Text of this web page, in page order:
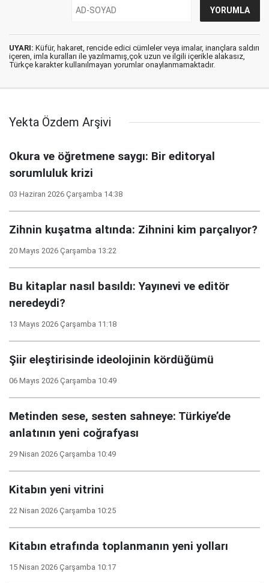
UYARI: Küfür, hakaret, rencide edici cümleler veya imalar, inançlara saldırı
içeren, imla kuralları ile yazılmamış,çok uzun ve ilgili içerikle alakasız,
Türkçe karakter kullanılmayan yorumlar onaylanmamaktadır.
Yekta Özdem Arşivi
Okura ve öğretmene saygı: Bir editoryal
sorumluluk krizi
03 Haziran 2026 Çarşamba 14:38
Zihnin kuşatma altında: Zihnini kim parçalıyor?
20 Mayıs 2026 Çarşamba 13:22
Bu kitaplar nasıl basıldı: Yayınevi ve editör
neredeydi?
13 Mayıs 2026 Çarşamba 11:18
Şiir eleştirisinde ideolojinin kördüğümü
06 Mayıs 2026 Çarşamba 10:49
Metinden sese, sesten sahneye: Türkiye’de
anlatının yeni coğrafyası
29 Nisan 2026 Çarşamba 10:49
Kitabın yeni vitrini
22 Nisan 2026 Çarşamba 10:25
Kitabın etrafında toplanmanın yeni yolları
15 Nisan 2026 Çarşamba 10:17